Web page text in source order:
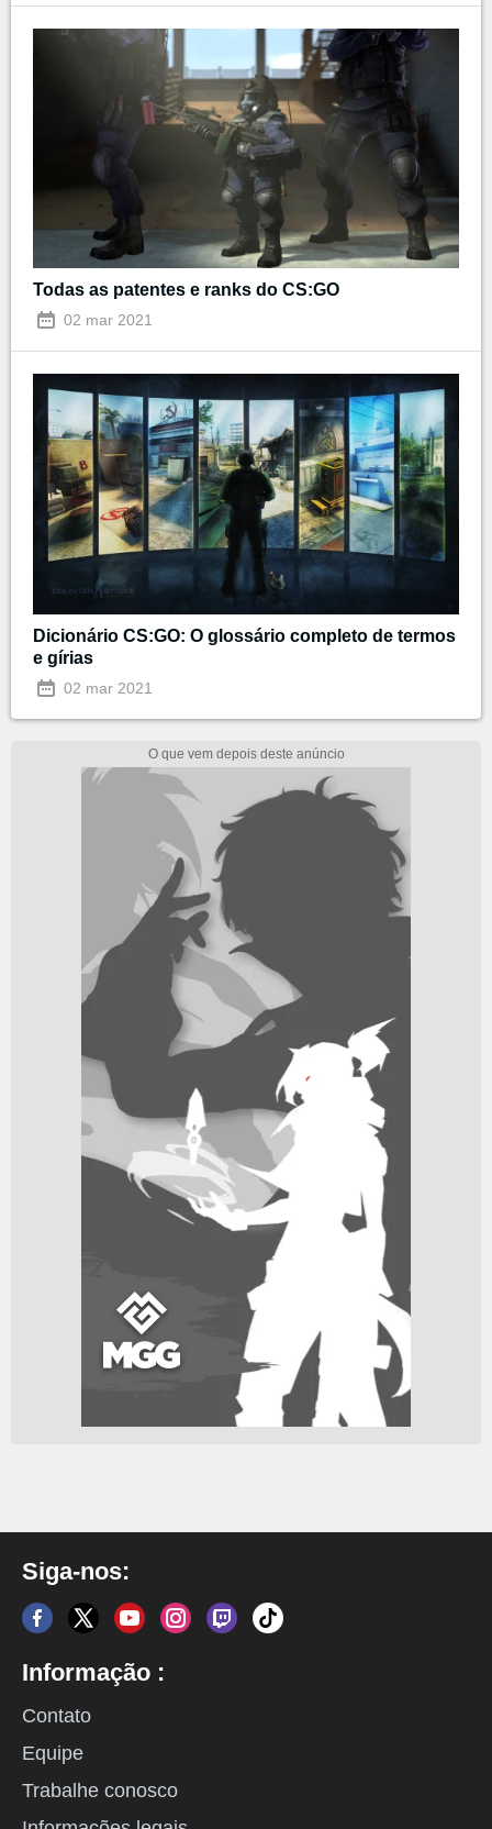
Todas as patentes e ranks do CS:GO
02 mar 2021
Dicionário CS:GO: O glossário completo de termos
e gírias
02 mar 2021
Siga-nos:
Informação :
Contato
Equipe
Trabalhe conosco